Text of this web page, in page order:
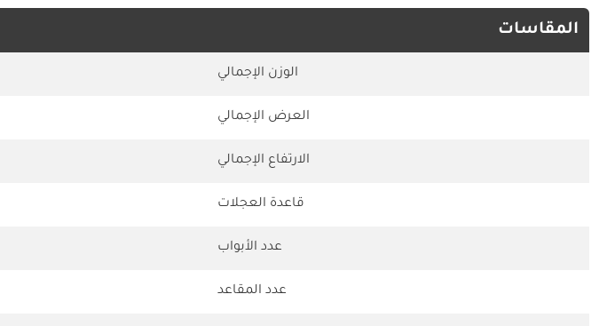
المقاسات
الوزن الإجمالي
العرض الإجمالي
الارتفاع الإجمالي
قاعدة العجلات
عدد الأبواب
عدد المقاعد